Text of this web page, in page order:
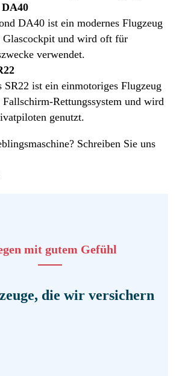
DA40 ist ein modernes Flugzeug
Glascockpit und wird oft für
verwendet.
SR22 ist ein einmotoriges Flugzeug
Rettungssystem und wird
genutzt.
Schreiben Sie uns
mit gutem Gefühl
die wir versichern